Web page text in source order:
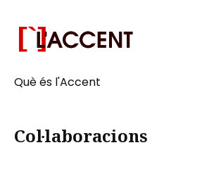
Què és l'Accent
Col·laboracions